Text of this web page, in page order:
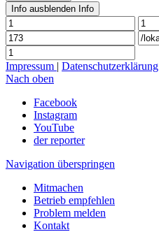
Info ausblenden Info
Impressum | Datenschutzerklärung
Nach oben
Facebook
Instagram
YouTube
der reporter
Navigation überspringen
Mitmachen
Betrieb empfehlen
Problem melden
Kontakt